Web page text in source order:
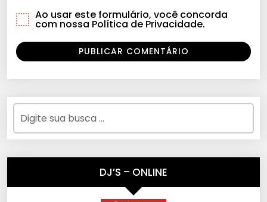
Ao usar este formulário, você concorda
com nossa Política de Privacidade.
DJ’S – ONLINE